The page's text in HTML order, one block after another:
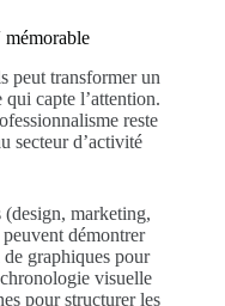
peut transformer un
capte l’attention.
reste
secteur d’activité
(design, marketing,
démontrer
graphiques pour
visuelle
pour structurer les